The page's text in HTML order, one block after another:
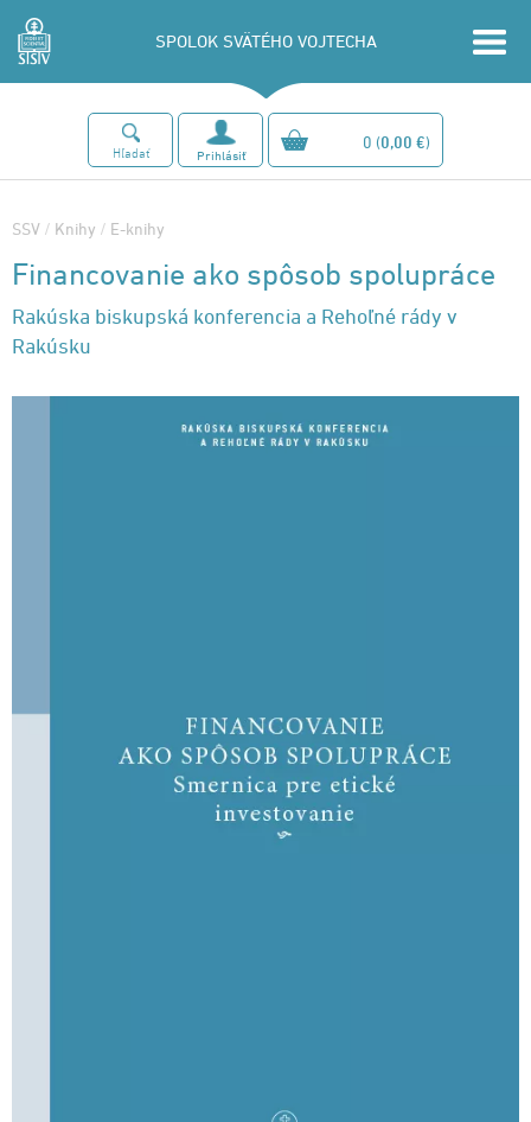
SPOLOK SVÄTÉHO VOJTECHA
Hľadať Prihlásiť
0 (0,00 €)
SSV / Knihy / E-knihy
Financovanie ako spôsob spolupráce
Rakúska biskupská konferencia a Rehoľné rády v
Rakúsku